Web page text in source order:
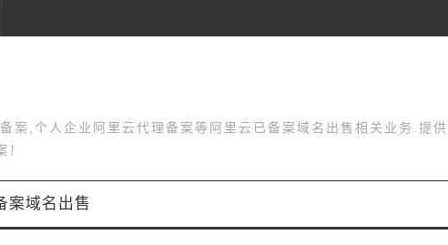
案,个人企业阿里云代理备案等阿里云已备案域名出售相关业务.提
案域名出售